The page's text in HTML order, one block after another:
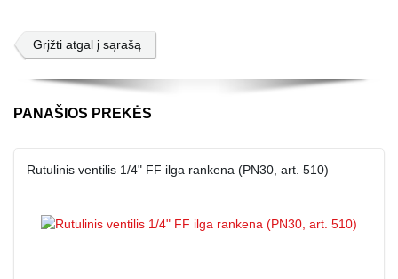
Grįžti atgal į sąrašą
PANAŠIOS PREKĖS
Rutulinis ventilis 1/4" FF ilga rankena (PN30, art. 510)